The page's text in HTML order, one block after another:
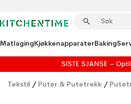
MatlagingKjøkkenapparaterBaking
SISTE SJANSE –
Tekstil / Puter & Putetrekk /